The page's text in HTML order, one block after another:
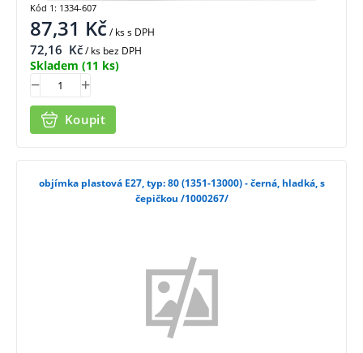
87,31 Kč/ kss DPH
72,16 Kč/ ks bez DPH
Skladem (11 ks)
Koupit
Kód 1: 1334-607
objímka plastová E27, typ: 80 (1351-13000) - černá, hladká, s
čepičkou /1000267/